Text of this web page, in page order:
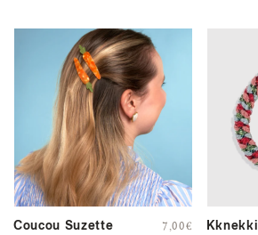
Coucou Suzette 7,00€ Kknekki